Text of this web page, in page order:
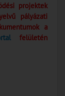
projektek
pályázati
a
felületén